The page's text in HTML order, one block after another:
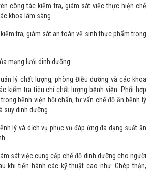
cứu khoa học về dinh dưỡng tại bệnh viện.
công tác kiểm tra, giám sát việc thực hiện chế
khoa lâm sàng.
tra, giám sát an toàn vệ sinh thực phẩm trong
mạng lưới dinh dưỡng.
lý chất lượng, phòng Điều dưỡng và các khoa
kiểm tra tiêu chí chất lượng bệnh viện. Phối hợp
trong bệnh viện hội chẩn, tư vấn chế độ ăn bệnh lý
suy dinh dưỡng.
lý và dịch vụ phục vụ đáp ứng đa dạng suất ăn